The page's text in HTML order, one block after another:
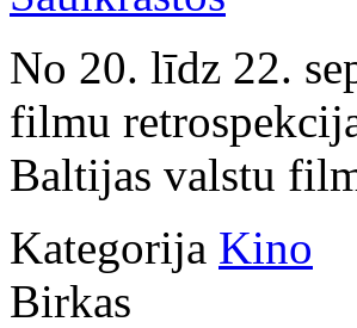
No 20. līdz 22.
filmu
Baltijas valstu
Kategorija Kino
Birkas